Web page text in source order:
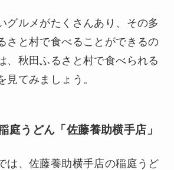
グルメがたくさんあり、その多
さと村で食べることができるの
、秋田ふるさと村で食べられる
見てみましょう。
庭うどん「佐藤養助横手店」
は、佐藤養助横手店の稲庭うど